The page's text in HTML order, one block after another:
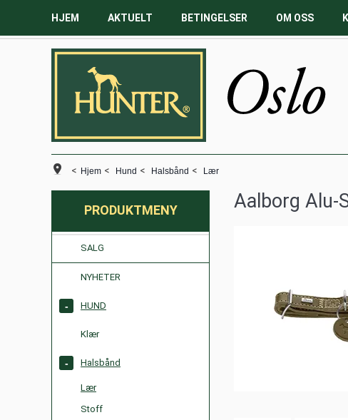
HJEM AKTUELT BETINGELSER OM OSS
< Hjem < Hund < Halsbånd < Lær
PRODUKTMENY
SALG
NYHETER
HUND
Klær
Halsbånd
Lær
Stoff
Aalborg Alu-